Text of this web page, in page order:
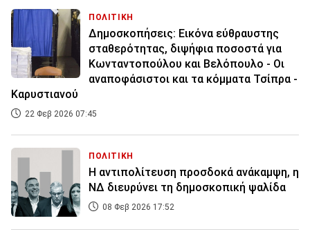
ΠΟΛΙΤΙΚΗ
Δημοσκοπήσεις: Εικόνα εύθραυστης
σταθερότητας, διψήφια ποσοστά για
Κωνταντοπούλου και Βελόπουλο - Οι
αναποφάσιστοι και τα κόμματα Τσίπρα -
Καρυστιανού
22 Φεβ 2026 07:45
ΠΟΛΙΤΙΚΗ
Η αντιπολίτευση προσδοκά ανάκαμψη, η
ΝΔ διευρύνει τη δημοσκοπική ψαλίδα
08 Φεβ 2026 17:52